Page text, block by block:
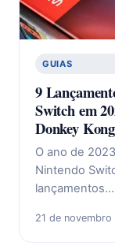
GUIAS
9
Switch em
Donkey Kong
O ano de
Nintendo
lançamentos…
21 de